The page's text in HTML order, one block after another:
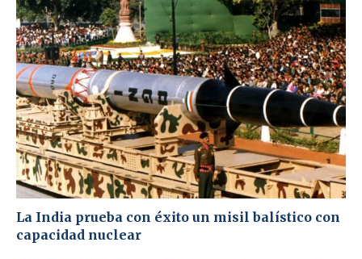
La India prueba con éxito un misil balístico con
capacidad nuclear